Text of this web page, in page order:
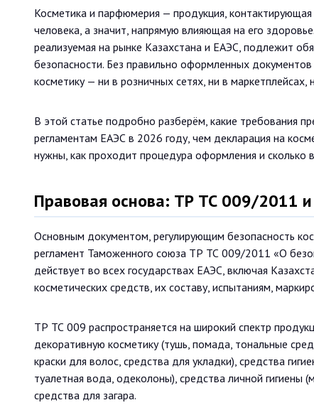
Косметика и парфюмерия — продукция,
человека, а значит, напрямую влияющая на его
реализуемая на рынке Казахстана и ЕАЭС, подлежит
безопасности. Без правильно оформленных
косметику — ни в розничных сетях, ни в маркетплейсах,
В этой статье подробно разберём, какие требования
регламентам ЕАЭС в 2026 году, чем декларация на
нужны, как проходит процедура оформления и сколько
Правовая основа: ТР ТС 009/2011
Основным документом, регулирующим безопасность
регламент Таможенного союза ТР ТС 009/2011 «О
действует во всех государствах ЕАЭС, включая
косметических средств, их составу, испытаниям,
ТР ТС 009 распространяется на широкий спектр
декоративную косметику (тушь, помада, тональные
краски для волос, средства для укладки), средства
туалетная вода, одеколоны), средства личной
средства для загара.